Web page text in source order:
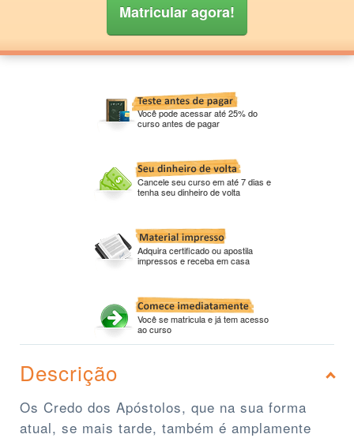
Matricular agora!
Você pode acessar até 25% do
curso antes de pagar
Cancele seu curso em até 7 dias e
tenha seu dinheiro de volta
Adquira certificado ou apostila
impressos e receba em casa
Você se matricula e já tem acesso
ao curso
Descrição
Os Credo dos Apóstolos, que na sua forma
atual, se mais tarde, também é amplamente